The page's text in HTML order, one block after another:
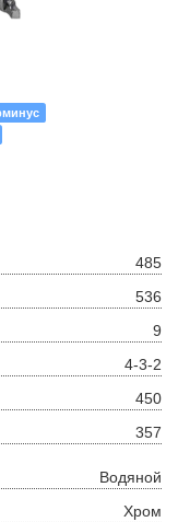
485
536
9
4-3-2
450
357
Водяной
Хром